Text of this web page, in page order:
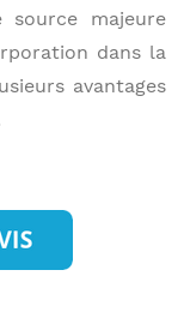
source majeure
dans la
avantages